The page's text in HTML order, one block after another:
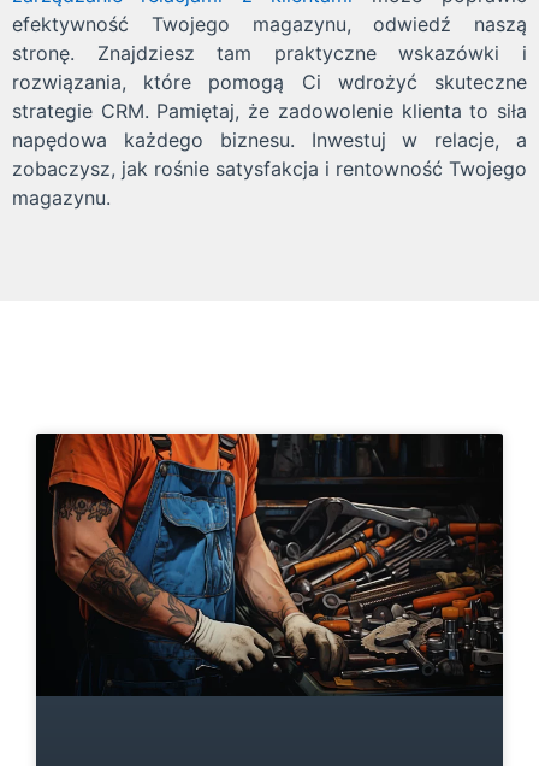
efektywność Twojego magazynu, odwiedź naszą
stronę. Znajdziesz tam praktyczne wskazówki i
rozwiązania, które pomogą Ci wdrożyć skuteczne
strategie CRM. Pamiętaj, że zadowolenie klienta to siła
napędowa każdego biznesu. Inwestuj w relacje, a
zobaczysz, jak rośnie satysfakcja i rentowność Twojego
magazynu.